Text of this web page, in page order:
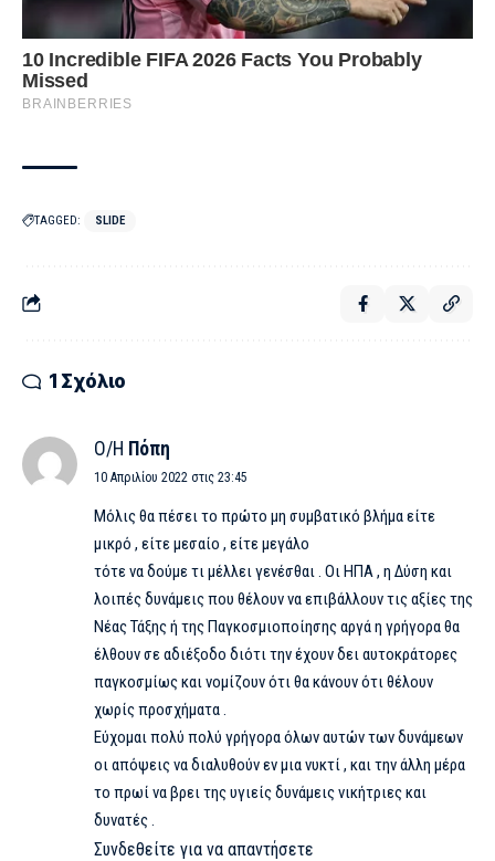
TAGGED: SLIDE
1 Σχόλιο
Ο/Η Πόπη
10 Απριλίου 2022 στις 23:45
Μόλις θα πέσει το πρώτο μη συμβατικό βλήμα είτε
μικρό , είτε μεσαίο , είτε μεγάλο
τότε να δούμε τι μέλλει γενέσθαι . Οι ΗΠΑ , η Δύση και
λοιπές δυνάμεις που θέλουν να επιβάλλουν τις αξίες της
Νέας Τάξης ή της Παγκοσμιοποίησης αργά η γρήγορα θα
έλθουν σε αδιέξοδο διότι την έχουν δει αυτοκράτορες
παγκοσμίως και νομίζουν ότι θα κάνουν ότι θέλουν
χωρίς προσχήματα .
Εύχομαι πολύ πολύ γρήγορα όλων αυτών των δυνάμεων
οι απόψεις να διαλυθούν εν μια νυκτί , και την άλλη μέρα
το πρωί να βρει της υγιείς δυνάμεις νικήτριες και
δυνατές .
Συνδεθείτε για να απαντήσετε